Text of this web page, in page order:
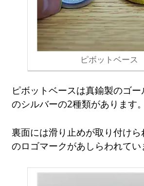
ピボットベース
ピボットベースは真鍮製のゴ
のシルバーの2種類があります。
裏面には滑り止めが取り付けら
のロゴマークがあしらわれてい